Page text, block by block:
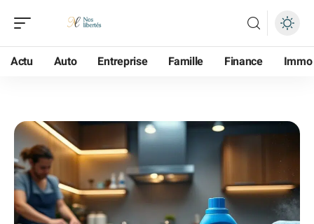
Actu Auto Entreprise Famille Finance Immo